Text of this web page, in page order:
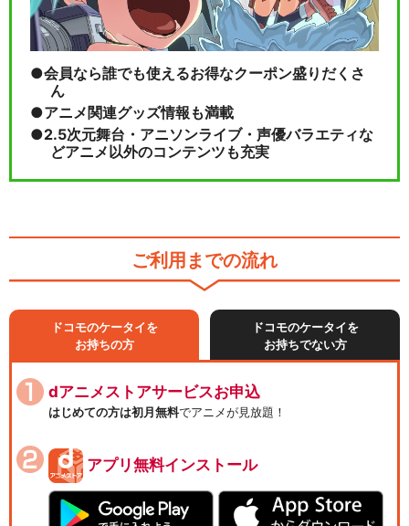
ルパン三世TVSP #18 セブン
デイズ・ラプ…
閉じる
会員なら誰でも使えるお得なクーポン盛りだくさ
ん
アニメ関連グッズ情報も満載
2.5次元舞台・アニソンライブ・声優バラエティな
どアニメ以外のコンテンツも充実
ご利用までの流れ
ドコモのケータイを
お持ちの方
ドコモのケータイを
お持ちでない方
dアニメストアサービスお申込
はじめての方は初月無料でアニメが見放題！
アプリ無料インストール